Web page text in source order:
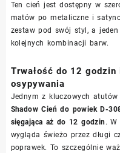
Ten cień jest dostępny w
matów po metaliczne i
zestaw pod swój styl, a
kolejnych kombinacji barw.
Trwałość do 12
osypywania
Jednym z kluczowych atutów
Shadow Cień do powiek D-
sięgająca aż do 12 godzin . W
wygląda świeżo przez długi
poprawek. To szczególnie